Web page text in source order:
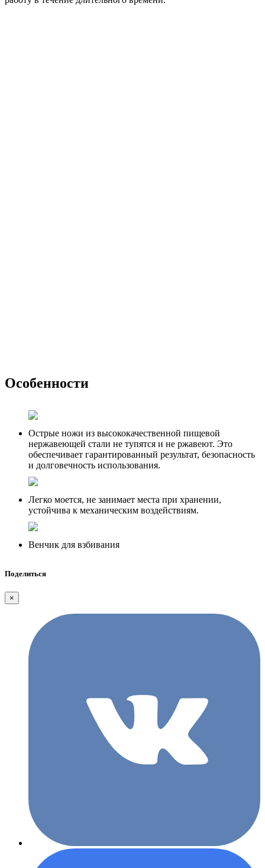
Особенности
Острые ножи из высококачественной пищевой
нержавеющей стали не тупятся и не ржавеют. Это
обеспечивает гарантированный результат, безопасность
и долговечность использования.
Легко моется, не занимает места при хранении,
устойчива к механическим воздействиям.
Венчик для взбивания
Поделиться
×